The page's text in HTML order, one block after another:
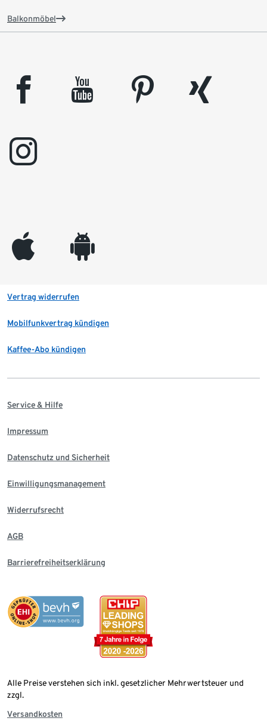
Balkonmöbel
facebook youtube pinterest
xing
instagram
appleinc android
Vertrag widerrufen
Mobilfunkvertrag kündigen
Kaffee-Abo kündigen
Service & Hilfe
Impressum
Datenschutz und Sicherheit
Einwilligungsmanagement
Widerrufsrecht
AGB
Barrierefreiheitserklärung
Alle Preise verstehen sich inkl. gesetzlicher Mehrwertsteuer und
zzgl.
Versandkosten